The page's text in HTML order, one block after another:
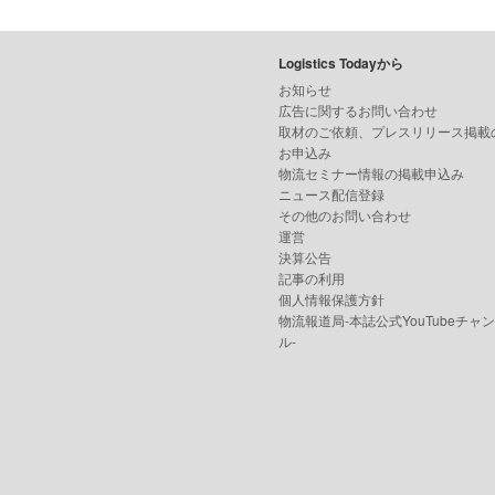
Logistics Todayから
お知らせ
広告に関するお問い合わせ
取材のご依頼、プレスリリース掲載
お申込み
物流セミナー情報の掲載申込み
ニュース配信登録
その他のお問い合わせ
運営
決算公告
記事の利用
個人情報保護方針
物流報道局-本誌公式YouTubeチャ
ル-